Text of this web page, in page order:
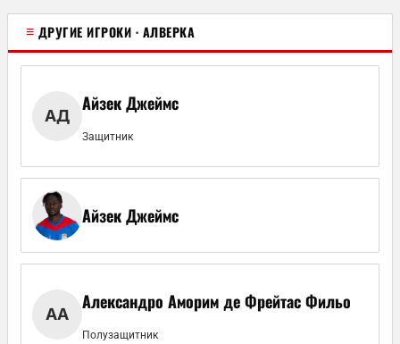
≡ ДРУГИЕ ИГРОКИ · АЛВЕРКА
АД
Айзек Джеймс
Защитник
Айзек Джеймс
АА
Александро Аморим де Фрейтас Фильо
Полузащитник